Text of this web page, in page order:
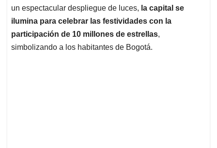
un espectacular despliegue de luces, la capital se
ilumina para celebrar las festividades con la
participación de 10 millones de estrellas,
simbolizando a los habitantes de Bogotá.